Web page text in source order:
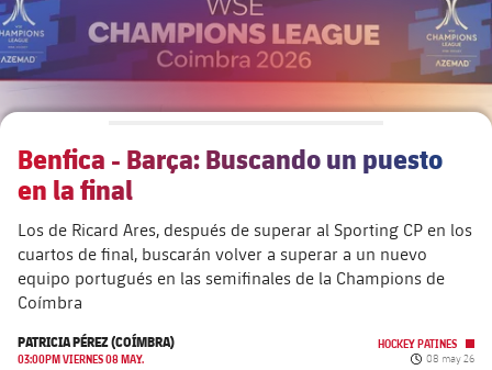
Junta Directiva
Estructura ejecutiva
chevron-right
label.aria.chevronright
Órganos
Documents
chevron-right
label.aria.chevronright
chevron-right
label.aria.chevronright
plusicon
más
Barça Academy
Más que un club
Masia 360
La Masia
Década a década
Jugadores de leyenda
Entrenadores
Benfica - Barça: Buscando un puesto
en la final
Los de Ricard Ares, después de superar al Sporting CP en los
cuartos de final, buscarán volver a superar a un nuevo
equipo portugués en las semifinales de la Champions de
Coímbra
PATRICIA PÉREZ (COÍMBRA)
03:00PM VIERNES 08 MAY.
HOCKEY PATINES
Fecha de
08 may 26